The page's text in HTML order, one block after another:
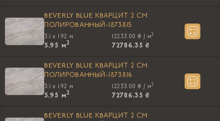
BEVERLY BLUE КВАРЦИТ 2 CM
ПОЛИРОВАННЫЙ-1873815
3.1 x 1.92 м
5.95 м2
12233.00 ₴ / м2
72786.35 ₴
BEVERLY BLUE КВАРЦИТ 2 CM
ПОЛИРОВАННЫЙ-1873816
3.1 x 1.92 м
5.95 м2
12233.00 ₴ / м2
72786.35 ₴
BEVERLY BLUE КВАРЦИТ 2 CM